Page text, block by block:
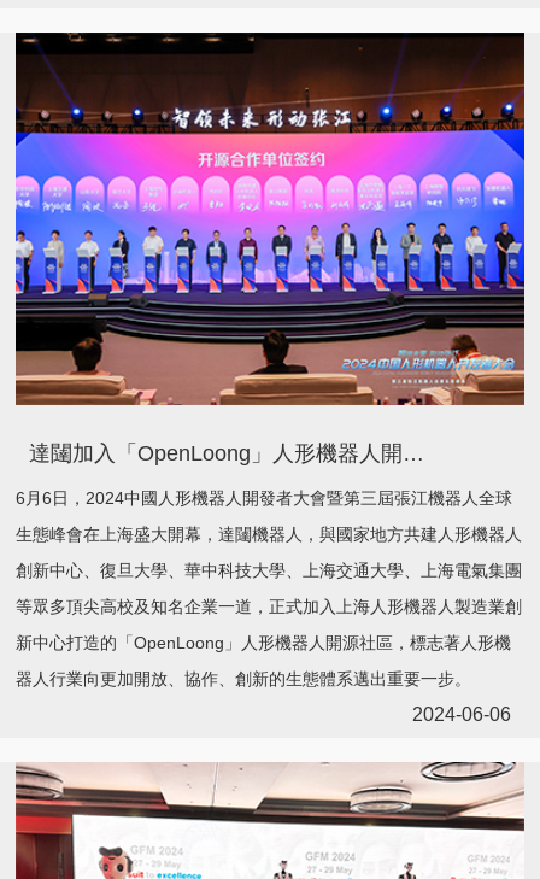
達闥加入「OpenLoong」人形機器人開源社區，攜手探索人形機器人全場景應用
6月6日，2024中國人形機器人開發者大會暨第三屆張江機器人全球
生態峰會在上海盛大開幕，達闥機器人，與國家地方共建人形機器人
創新中心、復旦大學、華中科技大學、上海交通大學、上海電氣集團
等眾多頂尖高校及知名企業一道，正式加入上海人形機器人製造業創
新中心打造的「OpenLoong」人形機器人開源社區，標志著人形機
器人行業向更加開放、協作、創新的生態體系邁出重要一步。
2024-06-06